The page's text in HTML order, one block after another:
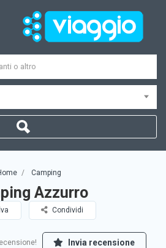
Camping
Azzurro
Condividi
Invia recensione